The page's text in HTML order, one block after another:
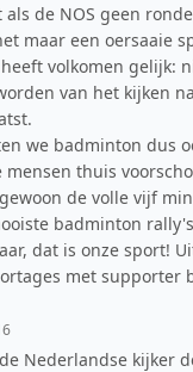
als de NOS geen
maar een oersaaie
volkomen gelijk:
van het kijken
we badminton dus
thuis
de volle vijf
badminton
dat is onze sport!
met supporter
Nederlandse kijker